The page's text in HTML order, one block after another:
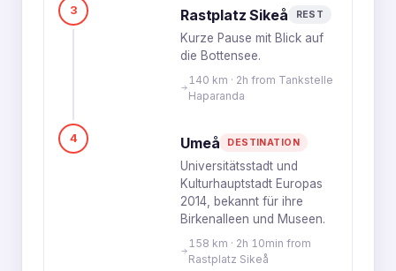
3 Rastplatz Sikeå REST
Kurze Pause mit Blick auf
die Bottensee.
140 km · 2h from Tankstelle
Haparanda
4 Umeå DESTINATION
Universitätsstadt und
Kulturhauptstadt Europas
2014, bekannt für ihre
Birkenalleen und Museen.
158 km · 2h 10min from
Rastplatz Sikeå